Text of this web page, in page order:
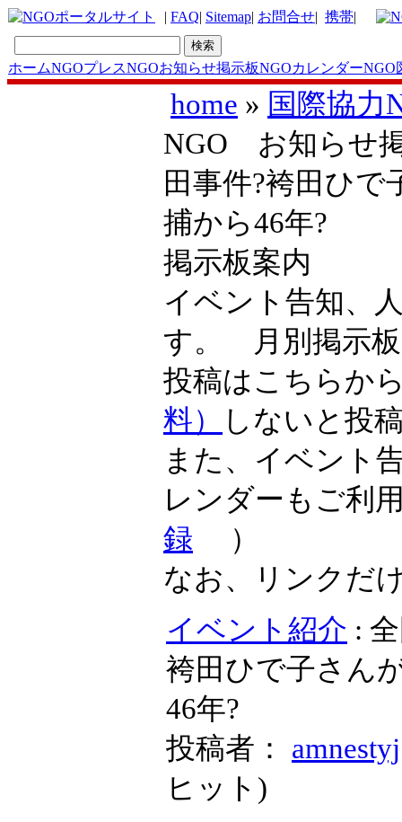
| FAQ| Sitemap| お問合せ| 携帯|
ホームNGOプレスNGOお知らせ掲示板NGOカレンダーNGO
home » 国際協
NGO お知らせ
田事件?袴田ひ
捕から46年?
掲示板案内
イベント告知、
す。 月別掲示
投稿はこちら
料）
しないと投
また、イベント
レンダーもご利
録 ）
なお、リンクだ
イベント紹介 :
袴田ひで子さん
46年?
投稿者： amnestyj
ヒット )